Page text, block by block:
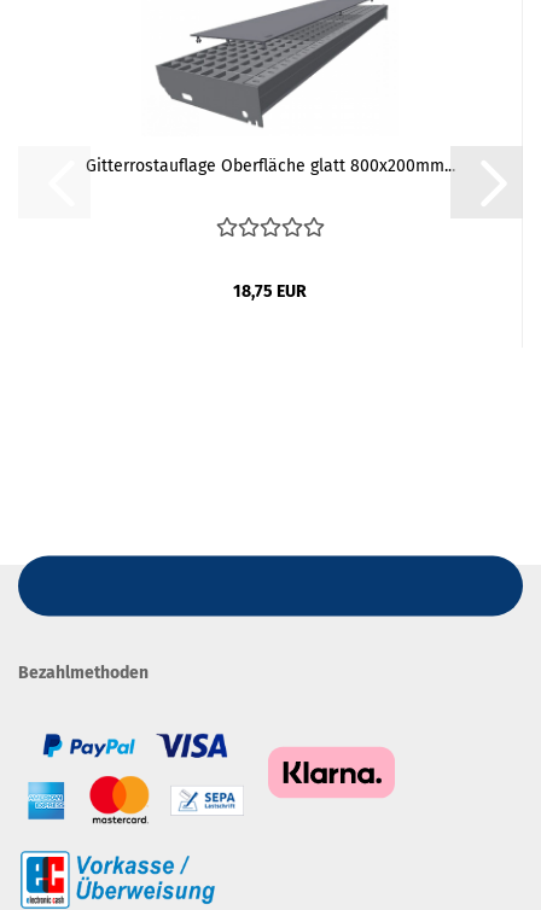
Gitterrostauflage Oberfläche glatt 800x200mm...
18,75 EUR
Bezahlmethoden